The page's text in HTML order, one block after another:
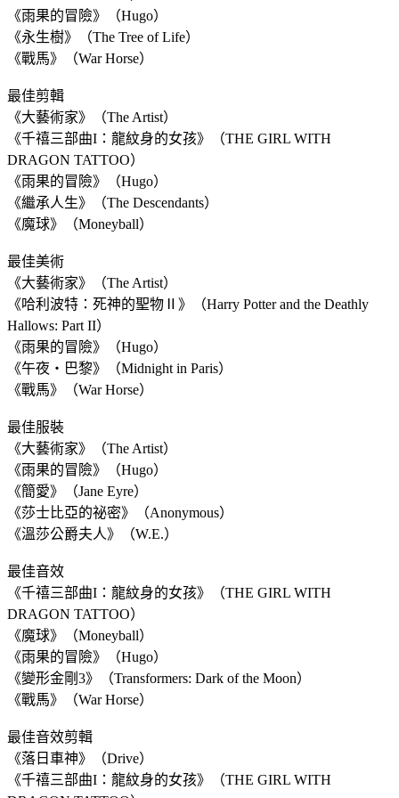
《雨果的冒險》（Hugo）
《永生樹》（The Tree of Life）
《戰馬》（War Horse）
最佳剪輯
《大藝術家》（The Artist）
《千禧三部曲I：龍紋身的女孩》（THE GIRL WITH
DRAGON TATTOO）
《雨果的冒險》（Hugo）
《繼承人生》（The Descendants）
《魔球》（Moneyball）
最佳美術
《大藝術家》（The Artist）
《哈利波特：死神的聖物Ⅱ》（Harry Potter and the Deathly
Hallows: Part II）
《雨果的冒險》（Hugo）
《午夜‧巴黎》（Midnight in Paris）
《戰馬》（War Horse）
最佳服裝
《大藝術家》（The Artist）
《雨果的冒險》（Hugo）
《簡愛》（Jane Eyre）
《莎士比亞的祕密》（Anonymous）
《溫莎公爵夫人》（W.E.）
最佳音效
《千禧三部曲I：龍紋身的女孩》（THE GIRL WITH
DRAGON TATTOO）
《魔球》（Moneyball）
《雨果的冒險》（Hugo）
《變形金剛3》（Transformers: Dark of the Moon）
《戰馬》（War Horse）
最佳音效剪輯
《落日車神》（Drive）
《千禧三部曲I：龍紋身的女孩》（THE GIRL WITH